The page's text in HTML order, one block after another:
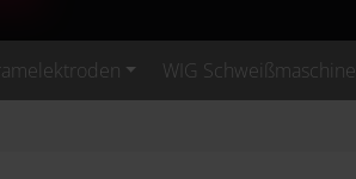
WIG Schweißmaschine